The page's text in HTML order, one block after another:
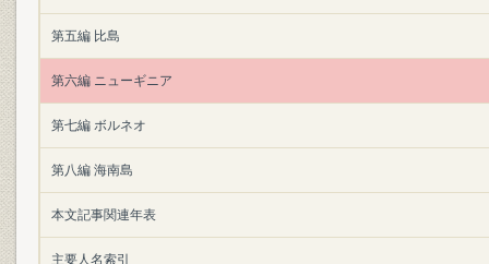
第五編 比島
第六編 ニューギニア
第七編 ボルネオ
第八編 海南島
本文記事関連年表
主要人名索引